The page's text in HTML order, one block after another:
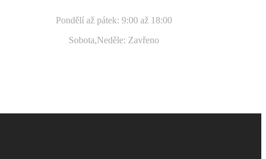
Pondělí až pátek: 9:00 až 18:00
Sobota,Neděle: Zavřeno